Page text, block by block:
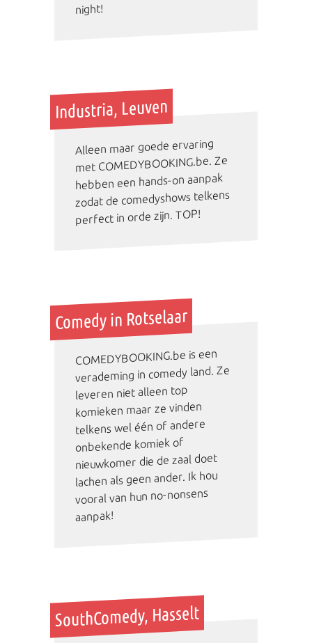
night!
Industria, Leuven
Alleen maar goede ervaring
met COMEDYBOOKING.be. Ze
hebben een hands-on aanpak
zodat de comedyshows telkens
perfect in orde zijn. TOP!
Comedy in Rotselaar
COMEDYBOOKING.be is een
verademing in comedy land. Ze
leveren niet alleen top
komieken maar ze vinden
telkens wel één of andere
onbekende komiek of
nieuwkomer die de zaal doet
lachen als geen ander. Ik hou
vooral van hun no-nonsens
aanpak!
SouthComedy, Hasselt